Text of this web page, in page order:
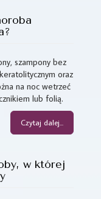
szampony bez
oraz
na noc wetrzeć
lub folią.
Czytaj dalej...
w której